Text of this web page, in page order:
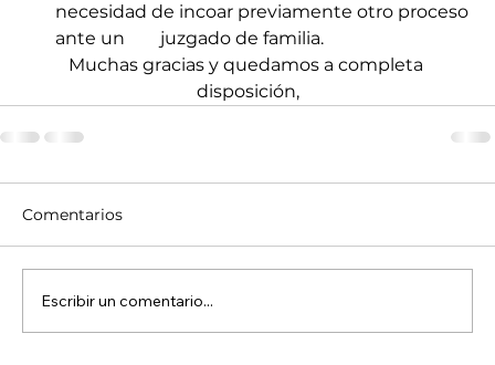
necesidad de incoar previamente otro proceso
ante un        juzgado de familia.
Muchas gracias y quedamos a completa
disposición,
Comentarios
Escribir un comentario...